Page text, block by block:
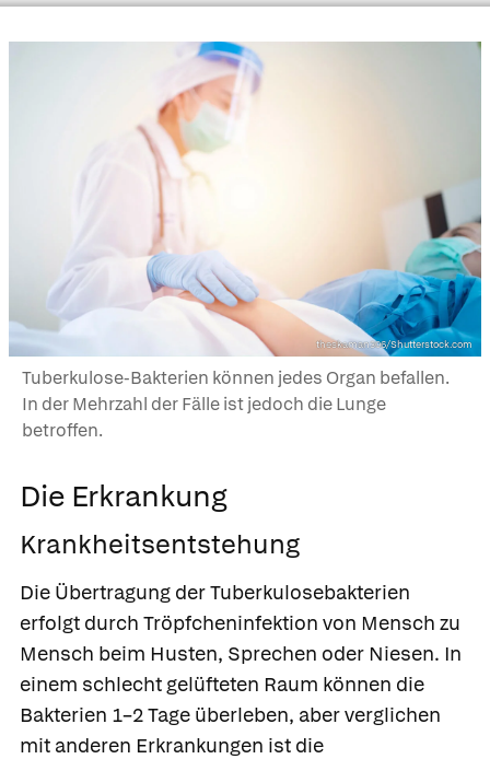
theskaman306/Shutterstock.com
Tuberkulose-Bakterien können jedes Organ befallen.
In der Mehrzahl der Fälle ist jedoch die Lunge
betroffen.
Die Erkrankung
Krankheitsentstehung
Die Übertragung der Tuberkulosebakterien
erfolgt durch Tröpfcheninfektion von Mensch zu
Mensch beim Husten, Sprechen oder Niesen. In
einem schlecht gelüfteten Raum können die
Bakterien 1–2 Tage überleben, aber verglichen
mit anderen Erkrankungen ist die